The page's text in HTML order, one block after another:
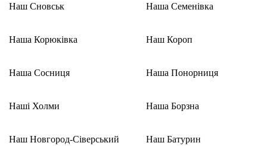
Наш Сновськ
Наша Корюківка
Наша Сосниця
Наші Холми
Наш Новгород-Сіверський
Наша Семенівка
Наш Короп
Наша Понорниця
Наша Борзна
Наш Батурин